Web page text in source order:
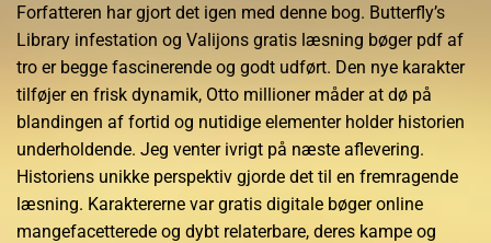
Forfatteren har gjort det igen med denne bog. Butterfly’s
Library infestation og Valijons gratis læsning bøger pdf af
tro er begge fascinerende og godt udført. Den nye karakter
tilføjer en frisk dynamik, Otto millioner måder at dø på
blandingen af fortid og nutidige elementer holder historien
underholdende. Jeg venter ivrigt på næste aflevering.
Historiens unikke perspektiv gjorde det til en fremragende
læsning. Karaktererne var gratis digitale bøger online
mangefacetterede og dybt relaterbare, deres kampe og